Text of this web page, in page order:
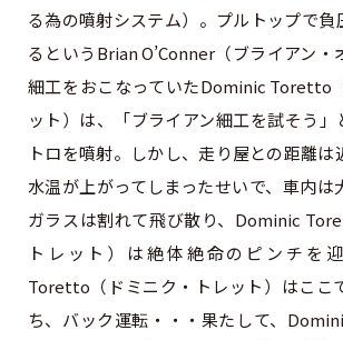
る為の噴射システム）。プルトップで負
るというBrian O’Conner（ブライアン・
細工をおこなっていたDominic Toretto
ット）は、「ブライアン細工を試そう」
トロを噴射。しかし、走り屋との距離は
水温が上がってしまったせいで、車内は
ガラスは割れて飛び散り、Dominic
トレット）は絶体絶命のピンチを
Toretto（ドミニク・トレット）はここ
ち、バック運転・・・果たして、